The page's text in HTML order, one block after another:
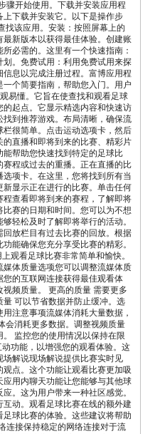
骤开始使用。下载并安装应用程
下载并安装它。以下是操作步
找该应用。安装：按照屏幕上的
新版本以获得最佳体验。创建账
必需的。这里有一个快速指南：
。免费试用：利用免费试用来探
息以完成注册过程。富博应用程
个简要指南，帮助您入门。用户
易懂。它旨在使查找和观看足球
起点。它显示精选内容和快速访
到推荐游戏。布局清晰，确保流
很简单。点击运动选项卡，然后
直播和即将到来的比赛、精彩片
帮助您快速找到特定的足球比
程或过去的重播。正在直播的比
项卡。在这里，您将找到所有当
显示正在进行的比赛。单击任何
查看即将到来的赛程，了解即将
赛的日期和时间。您可以为不想
轻松及时了解即将举行的活动。
放栏目有过去比赛的回放。根据
能确保您充分享受比赛的精彩。
观看足球比赛非常简单和愉快。
体质量选项您可以调整流媒体质
的互联网连接获得最佳观看体
频质量。 更高的质量 需要更多
可以节省数据并防止缓冲。选
注意事项流媒体消耗大量数据，
会消耗更多数据。调整视频质量
监控您的使用情况以保持在限
功能，以增强您的观看体验。这
解说现场解说提供比赛实时见
点。这个功能让观看比赛更加吸
用内聊天功能让您能够与其他球
。这为用户带来一种社区感觉。
动。观看足球比赛在线的额外建
球比赛的体验。这些建议将帮助
连接保持稳定的网络连接对于流